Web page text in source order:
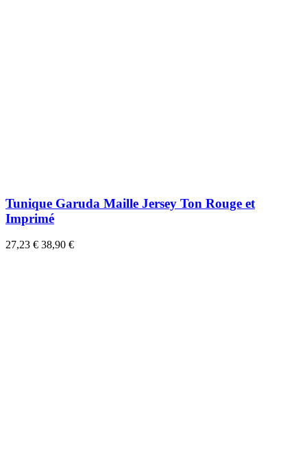
Tunique Garuda Maille Jersey Ton Rouge et
Imprimé
27,23 € 38,90 €